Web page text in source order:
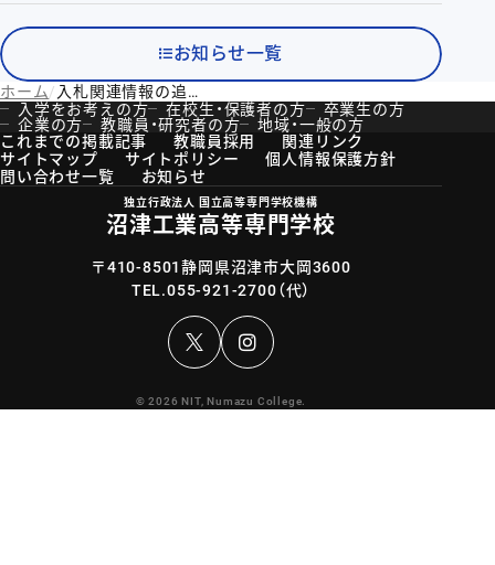
お知らせ一覧
ホーム
入札関連情報の追加について
入学をお考えの方
在校生・保護者の方
卒業生の方
企業の方
教職員・研究者の方
地域・一般の方
これまでの掲載記事
教職員採用
関連リンク
サイトマップ
サイトポリシー
個人情報保護方針
問い合わせ一覧
お知らせ
独立行政法人 国立高等専門学校機構
沼津工業高等専門学校
〒410-8501静岡県沼津市大岡3600
TEL.055-921-2700（代）
Instagram
© 2026 NIT, Numazu College.